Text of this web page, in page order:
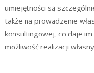
umiejętności są
także na prowadzenie
konsultingowej, co daje im
możliwość realizacji